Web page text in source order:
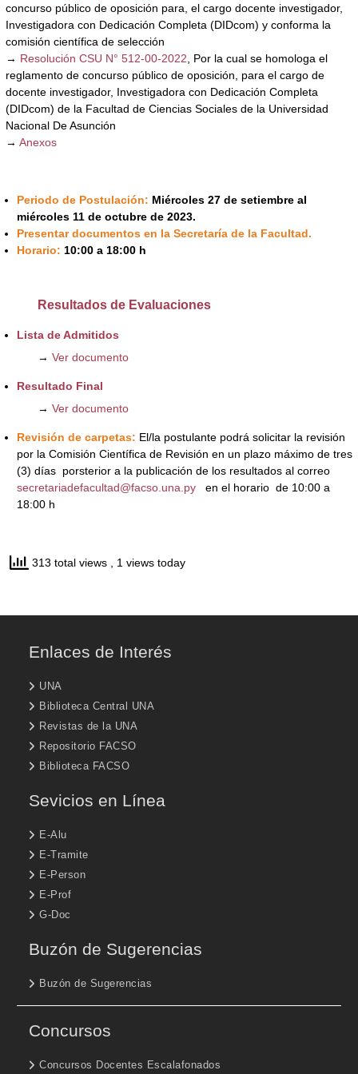
concurso público de oposición para, el cargo docente investigador,
Investigadora con Dedicación Completa (DIDcom) y conforma la
comisión científica de selección
→ Resolución CSU N° 512-00-2022 , Por la cual se homologa el
reglamento de concurso público de oposición, para el cargo de
docente investigador, Investigadora con Dedicación Completa
(DIDcom) de la Facultad de Ciencias Sociales de la Universidad
Nacional De Asunción
→ Anexos
Periodo de Postulación: Miércoles 27 de setiembre al
miércoles 11 de octubre de 2023.
Presentar documentos en la Secretaría de la Facultad.
Horario: 10:00 a 18:00 h
Resultados de Evaluaciones
Lista de Admitidos
→ Ver documento
Resultado Final
→ Ver documento
Revisión de carpetas: El/la postulante podrá solicitar la revisión
por la Comisión Científica de Revisión en un plazo máximo de tres
(3) días porsterior a la publicación de los resultados al correo
secretariadefacultad@facso.una.pyen el horario de 10:00 a
18:00 h
313 total views , 1 views today
Enlaces de Interés
UNA
Biblioteca Central UNA
Revistas de la UNA
Repositorio FACSO
Biblioteca FACSO
Sevicios en Línea
E-Alu
E-Tramite
E-Person
E-Prof
G-Doc
Buzón de Sugerencias
Buzón de Sugerencias
Concursos
Concursos Docentes Escalafonados